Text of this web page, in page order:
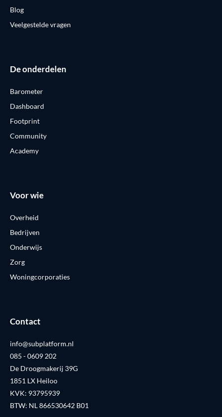
Blog
Veelgestelde vragen
De onderdelen
Barometer
Dashboard
Footprint
Community
Academy
Voor wie
Overheid
Bedrijven
Onderwijs
Zorg
Woningcorporaties
Contact
info@subplatform.nl
085 - 0609 202
De Droogmakerij 39G
1851 LX Heiloo
KVK: 93795939
BTW: NL 866530642 B01